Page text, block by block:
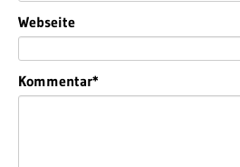
Webseite
Pflichtfeld
Kommentar*